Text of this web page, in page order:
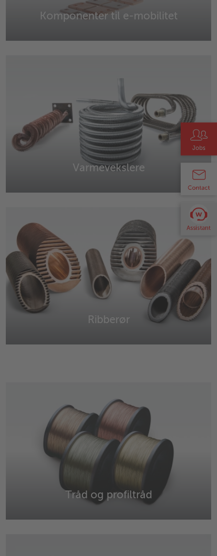
Komponenter til e-mobilitet
Varmevekslere
Ribberør
Tråd og profiltråd